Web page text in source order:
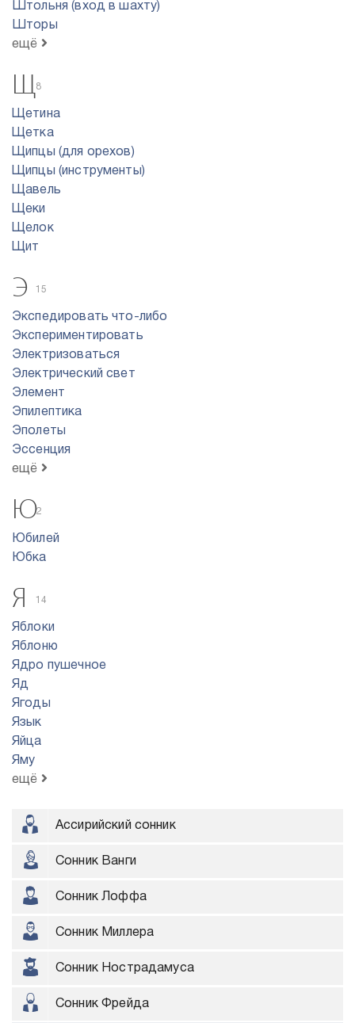
Штольня (вход в шахту)
Шторы
ещё
Щ8
Щетина
Щетка
Щипцы (для орехов)
Щипцы (инструменты)
Щавель
Щеки
Щелок
Щит
Э 15
Экспедировать что-либо
Экспериментировать
Электризоваться
Электрический свет
Элемент
Эпилептика
Эполеты
Эссенция
ещё
Ю2
Юбилей
Юбка
Я 14
Яблоки
Яблоню
Ядро пyшeчнoe
Яд
Ягоды
Язык
Яйца
Яму
ещё
Ассирийский сонник
Сонник Ванги
Сонник Лоффа
Сонник Миллера
Сонник Нострадамуса
Сонник Фрейда